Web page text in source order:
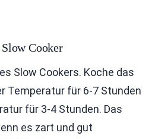
Cooker
Slow Cookers. Koche das
Temperatur für 6-7 Stunden
für 3-4 Stunden. Das
es zart und gut